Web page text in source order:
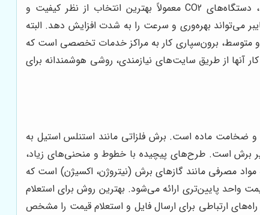
انتخاب بین این گزینه‌ها به طور کامل به نیاز پروژه بستگی دارد. برای کارهای تبلیغاتی و دکوراتیو که مواد غیرفلزی غالب هستند، دستگاه‌های CO2 معمولاً بهترین انتخاب از نظر کیفیت و
می‌تواند بهره‌وری و سرعت را به شدت افزایش دهد. البته
و متوسط، برون‌سپاری کار به مراکز خدمات تخصصی است که
آنها از طریق سایت‌های نیازمندی، روشی هوشمندانه برای
ضخامت ماده است. برش فلزاتی مانند استنلس استیل به
برش است. طرح‌های پیچیده با خطوط و منحنی‌های زیاد،
مصرفی مانند گازهای برش (نیتروژن، اکسیژن) است که
واحد پایین‌تری ارائه می‌شود. بهترین روش برای استعلام
ارتباطی برای ارسال فایل و استعلام قیمت را مشخص